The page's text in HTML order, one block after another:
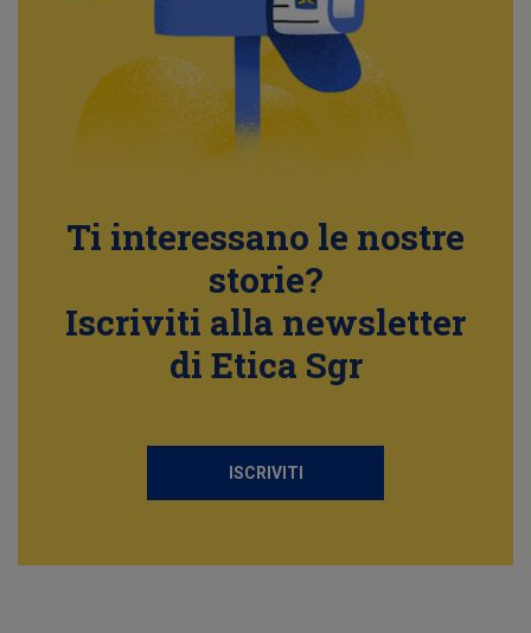
Ti interessano le nostre
storie?
Iscriviti alla newsletter
di Etica Sgr
ISCRIVITI